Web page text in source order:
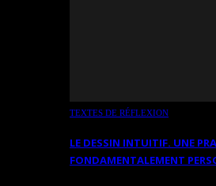
TEXTES DE RÉFLEXION
LE DESSIN INTUITIF. UNE
FONDAMENTALEMENT